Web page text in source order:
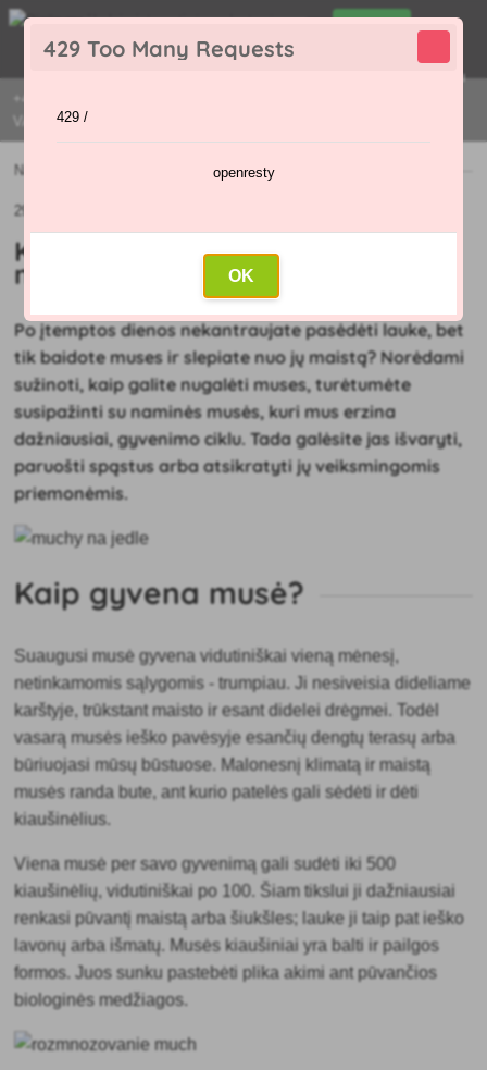
429 Too Many Requests
429 /
openresty
OK
+421 915 420 295 | PIRMADIENIAIS - PENKTADIENIAIS 9:00 - 16:00
VAL
Menu
Naujienos Kaip kovoti su erzinančiomis musėmis?
29.07.2024
Kaip kovoti su erzinančiomis
musėmis?
Po įtemptos dienos nekantraujate pasėdėti lauke, bet
tik baidote muses ir slepiate nuo jų maistą? Norėdami
sužinoti, kaip galite nugalėti muses, turėtumėte
susipažinti su naminės musės, kuri mus erzina
dažniausiai, gyvenimo ciklu. Tada galėsite jas išvaryti,
paruošti spąstus arba atsikratyti jų veiksmingomis
priemonėmis.
Kaip gyvena musė?
Suaugusi musė gyvena vidutiniškai vieną mėnesį,
netinkamomis sąlygomis - trumpiau. Ji nesiveisia dideliame
karštyje, trūkstant maisto ir esant didelei drėgmei. Todėl
vasarą musės ieško pavėsyje esančių dengtų terasų arba
būriuojasi mūsų būstuose. Malonesnį klimatą ir maistą
musės randa bute, ant kurio patelės gali sėdėti ir dėti
kiaušinėlius.
Viena musė per savo gyvenimą gali sudėti iki 500
kiaušinėlių, vidutiniškai po 100. Šiam tikslui ji dažniausiai
renkasi pūvantį maistą arba šiukšles; lauke ji taip pat ieško
lavonų arba išmatų. Musės kiaušiniai yra balti ir pailgos
formos. Juos sunku pastebėti plika akimi ant pūvančios
biologinės medžiagos.